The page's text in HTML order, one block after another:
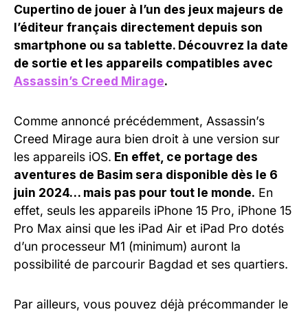
Cupertino de jouer à l’un des jeux majeurs de
l’éditeur français directement depuis son
smartphone ou sa tablette. Découvrez la date
de sortie et les appareils compatibles avec
Assassin’s Creed Mirage.
Comme annoncé précédemment, Assassin’s
Creed Mirage aura bien droit à une version sur
les appareils iOS. En effet, ce portage des
aventures de Basim sera disponible dès le 6
juin 2024… mais pas pour tout le monde. En
effet, seuls les appareils iPhone 15 Pro, iPhone 15
Pro Max ainsi que les iPad Air et iPad Pro dotés
d’un processeur M1 (minimum) auront la
possibilité de parcourir Bagdad et ses quartiers.
Par ailleurs, vous pouvez déjà précommander le